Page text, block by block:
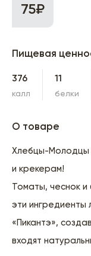
75₽
Пищевая
376
калл
11
белки
О товаре
Хлебцы-Молодцы
и крекерам!
Томаты, чеснок и
эти ингредиенты
«Пикантэ»,
входят